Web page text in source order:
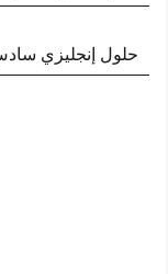
حلول إنجليزي